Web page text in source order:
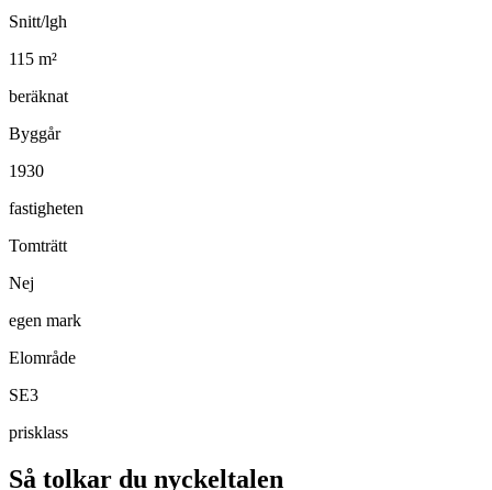
Snitt/lgh
115 m²
beräknat
Byggår
1930
fastigheten
Tomträtt
Nej
egen mark
Elområde
SE3
prisklass
Så tolkar du nyckeltalen